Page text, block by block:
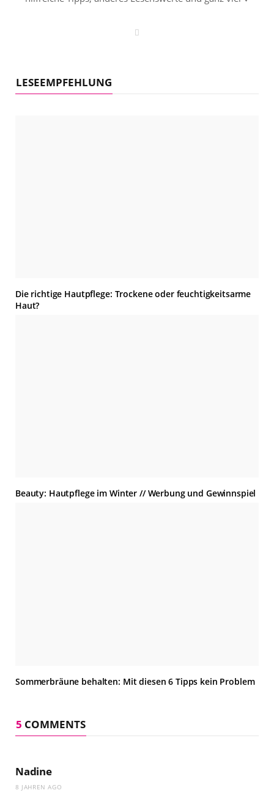
LESEEMPFEHLUNG
Die richtige Hautpflege: Trockene oder feuchtigkeitsarme
Haut?
Beauty: Hautpflege im Winter // Werbung und Gewinnspiel
Sommerbräune behalten: Mit diesen 6 Tipps kein Problem
5 COMMENTS
Nadine
8 JAHREN AGO